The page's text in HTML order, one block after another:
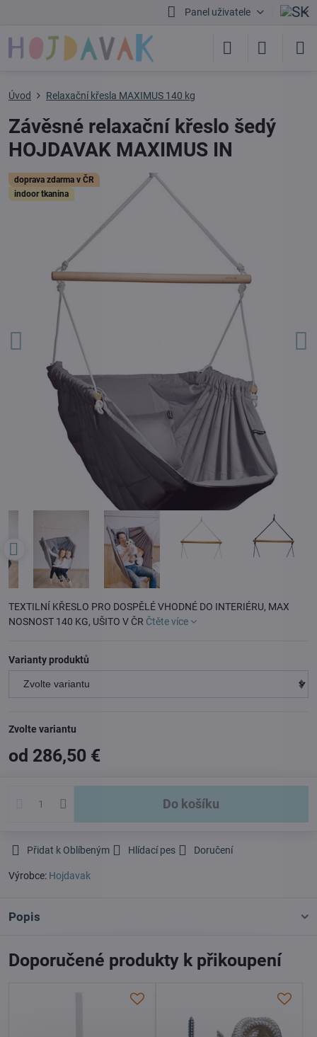
Panel uživatele
doprava zdarma v ČR
indoor tkanina
Úvod Relaxační křesla MAXIMUS 140 kg
Závěsné relaxační křeslo šedý
HOJDAVAK MAXIMUS IN
TEXTILNÍ KŘESLO PRO DOSPĚLÉ VHODNÉ DO INTERIÉRU, MAX
NOSNOST 140 KG, UŠITO V ČR Čtěte více
Varianty produktů
Zvolte variantu
od 286,50 €
Do košíku
Přidat k Oblíbeným Hlídací pes Doručení
Výrobce: Hojdavak
Popis
Doporučené produkty k přikoupení